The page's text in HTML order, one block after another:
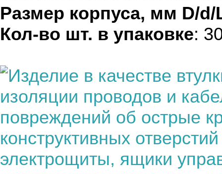
Размер корпуса, мм D/d/
Кол-во шт. в упаковке: